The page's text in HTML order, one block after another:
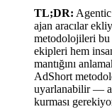
TL;DR:
ajan aracılar
metodolojileri bu
ekipleri hem
mantığını
AdShort
uyarlanabilir —
kurması